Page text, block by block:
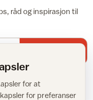
råd og inspirasjon til
for at
for preferanser